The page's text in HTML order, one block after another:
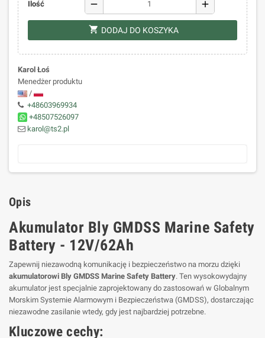
Ilość remove add
shopping_cart DODAJ DO KOSZYKA
Karol Łoś
Menedżer produktu
/
+48603969934
+48507526097
karol@ts2.pl
Opis
Akumulator Bly GMDSS Marine Safety
Battery - 12V/62Ah
Zapewnij niezawodną komunikację i bezpieczeństwo na morzu dzięki
akumulatorowi Bly GMDSS Marine Safety Battery. Ten wysokowydajny
akumulator jest specjalnie zaprojektowany do zastosowań w Globalnym
Morskim Systemie Alarmowym i Bezpieczeństwa (GMDSS), dostarczając
niezawodne zasilanie wtedy, gdy jest najbardziej potrzebne.
Kluczowe cechy: